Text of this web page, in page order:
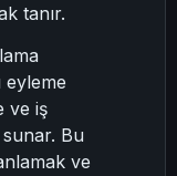
tanır.
eyleme
ve iş
Bu
ve